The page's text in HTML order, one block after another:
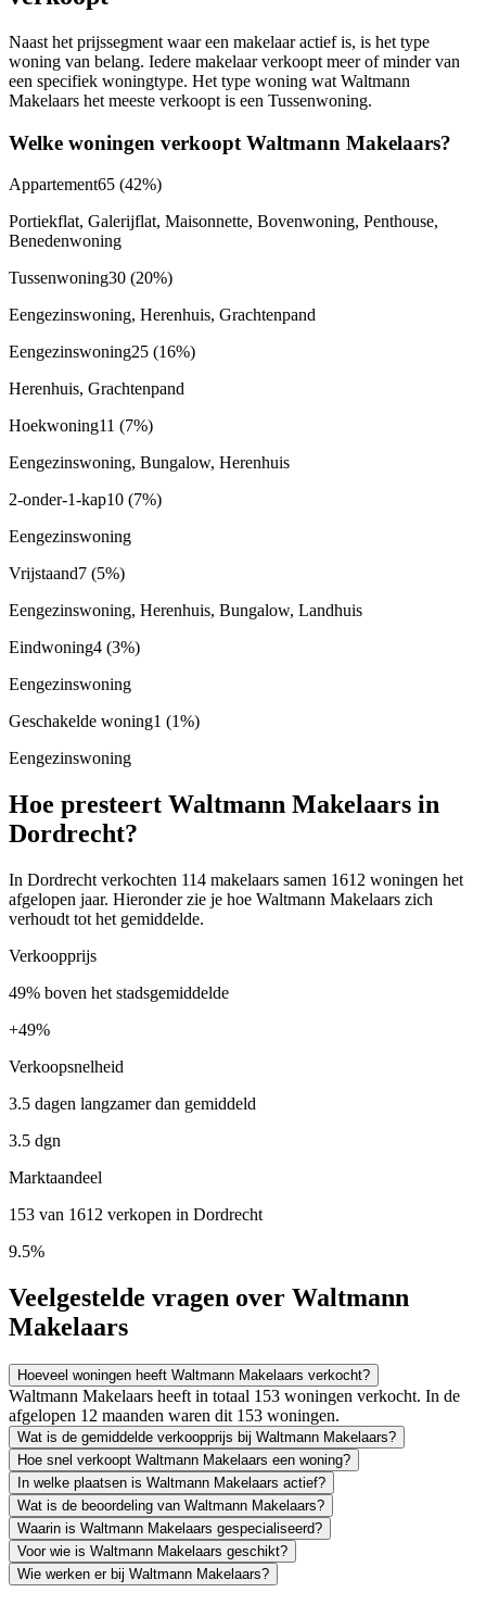
Naast het prijssegment waar een makelaar actief is, is het type
woning van belang. Iedere makelaar verkoopt meer of minder van
een specifiek woningtype. Het type woning wat Waltmann
Makelaars het meeste verkoopt is een Tussenwoning.
Welke woningen verkoopt Waltmann Makelaars?
Appartement65 (42%)
Portiekflat, Galerijflat, Maisonnette, Bovenwoning, Penthouse,
Benedenwoning
Tussenwoning30 (20%)
Eengezinswoning, Herenhuis, Grachtenpand
Eengezinswoning25 (16%)
Herenhuis, Grachtenpand
Hoekwoning11 (7%)
Eengezinswoning, Bungalow, Herenhuis
2-onder-1-kap10 (7%)
Eengezinswoning
Vrijstaand7 (5%)
Eengezinswoning, Herenhuis, Bungalow, Landhuis
Eindwoning4 (3%)
Eengezinswoning
Geschakelde woning1 (1%)
Eengezinswoning
Hoe presteert Waltmann Makelaars in
Dordrecht?
In Dordrecht verkochten 114 makelaars samen 1612 woningen het
afgelopen jaar. Hieronder zie je hoe Waltmann Makelaars zich
verhoudt tot het gemiddelde.
Verkoopprijs
49% boven het stadsgemiddelde
+49%
Verkoopsnelheid
3.5 dagen langzamer dan gemiddeld
3.5 dgn
Marktaandeel
153 van 1612 verkopen in Dordrecht
9.5%
Veelgestelde vragen over Waltmann
Makelaars
Hoeveel woningen heeft Waltmann Makelaars verkocht?
Waltmann Makelaars heeft in totaal 153 woningen verkocht. In de
afgelopen 12 maanden waren dit 153 woningen.
Wat is de gemiddelde verkoopprijs bij Waltmann Makelaars?
Hoe snel verkoopt Waltmann Makelaars een woning?
In welke plaatsen is Waltmann Makelaars actief?
Wat is de beoordeling van Waltmann Makelaars?
Waarin is Waltmann Makelaars gespecialiseerd?
Voor wie is Waltmann Makelaars geschikt?
Wie werken er bij Waltmann Makelaars?